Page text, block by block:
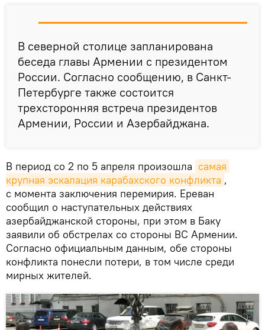
В северной столице запланирована
беседа главы Армении с президентом
России. Согласно сообщению, в Санкт-
Петербурге также состоится
трехсторонняя встреча президентов
Армении, России и Азербайджана.
В период со 2 по 5 апреля произошла самая
крупная эскалация карабахского конфликта ,
с момента заключения перемирия. Ереван
сообщил о наступательных действиях
азербайджанской стороны, при этом в Баку
заявили об обстрелах со стороны ВС Армении.
Согласно официальным данным, обе стороны
конфликта понесли потери, в том числе среди
мирных жителей.